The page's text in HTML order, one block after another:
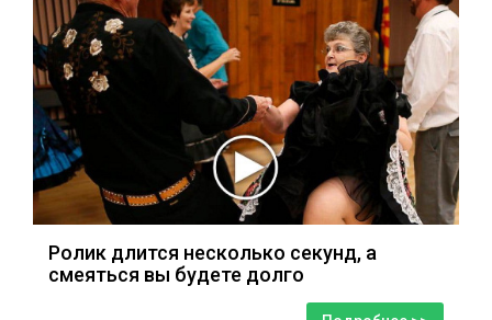
Ролик длится несколько секунд, а
смеяться вы будете долго